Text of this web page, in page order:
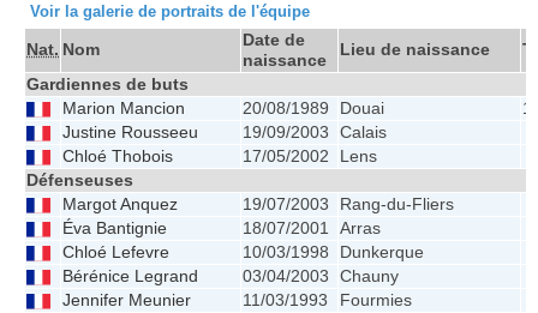
Voir la galerie de portraits de l'équipe
Nat. Nom
Date de
naissance
Lieu de naissance
Gardiennes de buts
Marion Mancion
20/08/1989 Douai
Justine Rousseeu
19/09/2003
Calais
Chloé Thobois
17/05/2002
Lens
Défenseuses
Margot Anquez
19/07/2003
Rang-du-Fliers
Éva Bantignie
18/07/2001
Arras
Chloé Lefevre
10/03/1998
Dunkerque
Bérénice Legrand
03/04/2003
Chauny
Jennifer Meunier
11/03/1993
Fourmies